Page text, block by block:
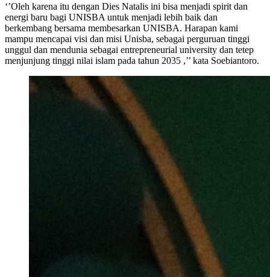
‘’Oleh karena itu dengan Dies Natalis ini bisa menjadi spirit dan
energi baru bagi UNISBA untuk menjadi lebih baik dan
berkembang bersama membesarkan UNISBA. Harapan kami
mampu mencapai visi dan misi Unisba, sebagai perguruan tinggi
unggul dan mendunia sebagai entrepreneurial university dan tetep
menjunjung tinggi nilai islam pada tahun 2035 ,’’ kata Soebiantoro.